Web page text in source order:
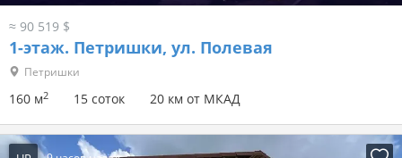
≈ 90 519 $
1-этаж. Петришки, ул. Полевая
Петришки
160 м2 15 соток 20 км от МКАД